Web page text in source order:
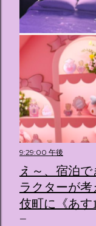
9:29:00 午後
え～、宿泊
ラクターが
伎町に《あす